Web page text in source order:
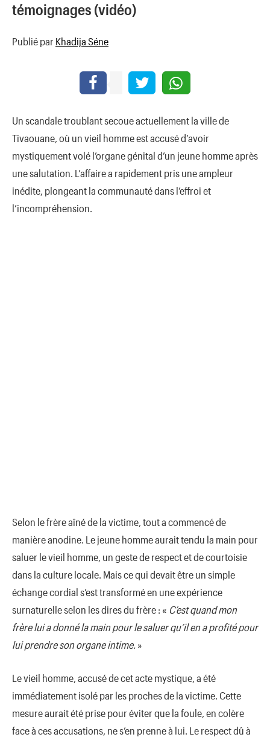
témoignages (vidéo)
Publié par Khadija Séne
Un scandale troublant secoue actuellement la ville de
Tivaouane, où un vieil homme est accusé d’avoir
mystiquement volé l’organe génital d’un jeune homme après
une salutation. L’affaire a rapidement pris une ampleur
inédite, plongeant la communauté dans l’effroi et
l’incompréhension.
Selon le frère aîné de la victime, tout a commencé de
manière anodine. Le jeune homme aurait tendu la main pour
saluer le vieil homme, un geste de respect et de courtoisie
dans la culture locale. Mais ce qui devait être un simple
échange cordial s’est transformé en une expérience
surnaturelle selon les dires du frère : « C’est quand mon
frère lui a donné la main pour le saluer qu’il en a profité pour
lui prendre son organe intime. »
Le vieil homme, accusé de cet acte mystique, a été
immédiatement isolé par les proches de la victime. Cette
mesure aurait été prise pour éviter que la foule, en colère
face à ces accusations, ne s’en prenne à lui. Le respect dû à